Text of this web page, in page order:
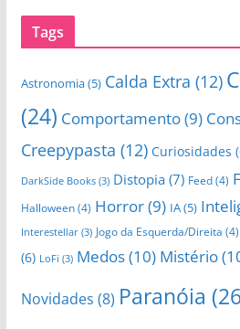
Tags
Astronomia(5) Calda Extra (12)
(24) Comportamento(9)
Creepypasta (12) Curiosidades
DarkSide Books(3) Distopia(7) Feed(4)
Halloween(4) Horror(9) IA(5)
Interestellar(3) Jogo da Esquerda/Direita (4)
(6) LoFi (3) Medos(10) Mistério
Novidades (8) Paranóia